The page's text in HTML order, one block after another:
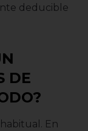
deducible
DE
En